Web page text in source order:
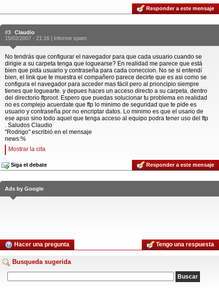
Responder a este mensaje
#3
Claudio
15/02/2007 - 21:16 | Informe spam
No tendrás que configurar el navegador para que cada usuario cuando se
dirigie a su carpeta tenga que loguearse? En realidad me parece que está
bien que pida usuario y contraseña para cada coneccion. No se si entendí
bien, el link que te muestra el compañero parece decirte que es asi como se
configura el navegador para acceder mas fácil pero al prioncipio siempre
tienes que loguearte. y depues haces un acceso directo a su carpeta. dentro
del directorio ftproot. Espero que puedas solucionar tu problema en realidad
no es complejo acuerdate que ftp lo minimo de seguridad que te pide es
usuario y contraseña por no encriptar datos. Lo minimo es que el usario de
ese apso sino todo aquel que tenga acceso al equipo podra tener uso del ftp
. Saludos Claudio
"Rodrigo" escribió en el mensaje
news:%
Mostrar la cita
Siga el debate Responder a este mensaje
Ads by Google
Hacer una pregunta Tengo una respuesta
Busqueda sugerida